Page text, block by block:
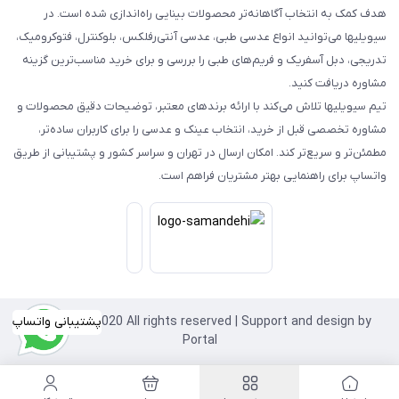
هدف کمک به انتخاب آگاهانه‌تر محصولات بینایی راه‌اندازی شده است. در
سیویلیها می‌توانید انواع عدسی طبی، عدسی آنتی‌رفلکس، بلوکنترل، فتوکرومیک،
تدریجی، دبل آسفریک و فریم‌های طبی را بررسی و برای خرید مناسب‌ترین گزینه
مشاوره دریافت کنید.
تیم سیویلیها تلاش می‌کند با ارائه برندهای معتبر، توضیحات دقیق محصولات و
مشاوره تخصصی قبل از خرید، انتخاب عینک و عدسی را برای کاربران ساده‌تر،
مطمئن‌تر و سریع‌تر کند. امکان ارسال در تهران و سراسر کشور و پشتیبانی از طریق
واتساپ برای راهنمایی بهتر مشتریان فراهم است.
پشتیبانی واتساپ
Copyright©2020 All rights reserved | Support and design by
Portal